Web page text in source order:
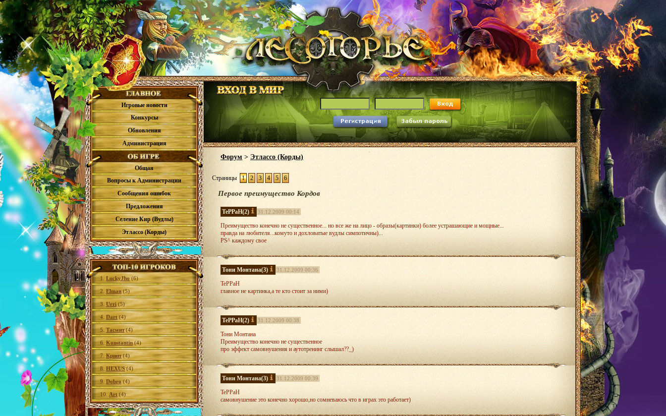
Игровые новости
Конкурсы
Обновления
Администрация
Общая
Вопросы к Администрации
Сообщения ошибок
Предложения
Селение Кир (Вудлы)
Этлассо (Корды)
1. LuckyJho (6)
2. Elman(5)
3. Urri (5)
4. Dart (4)
5. Тасмит(4)
6. Konstantin(4)
7. Крипт(4)
8. HEXUS(4)
9. Dobro(4)
10. Art (4)
Форум > Этлассо (Корды)
Страницы 1 2 3 4 5 6
Первое преимущество Кордов
TePPaH(2) 31.12.2009 00:14
Преимущество конечно не существенное... но все же на лицо - образы(картинки) более устрашающие и мощные...
правда на любителя...комуто и дохловатые вудлы симпотичны)...
PS^ каждому свое
Тони Монтана(3) 31.12.2009 00:36
TePPaH
главное не картинка,а те кто стоит за ними)
TePPaH(2) 31.12.2009 00:38
Тони Монтана
Преимущество конечно не существенное
про эффект самовнушения и аутотренинг слышал??_)
Тони Монтана(3) 31.12.2009 00:39
TePPaH
самовнушение это конечно хорошо,но сомневаюсь что в играх это работает)